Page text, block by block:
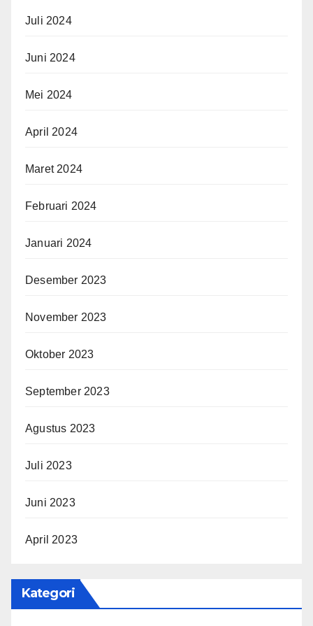
Juli 2024
Juni 2024
Mei 2024
April 2024
Maret 2024
Februari 2024
Januari 2024
Desember 2023
November 2023
Oktober 2023
September 2023
Agustus 2023
Juli 2023
Juni 2023
April 2023
Kategori